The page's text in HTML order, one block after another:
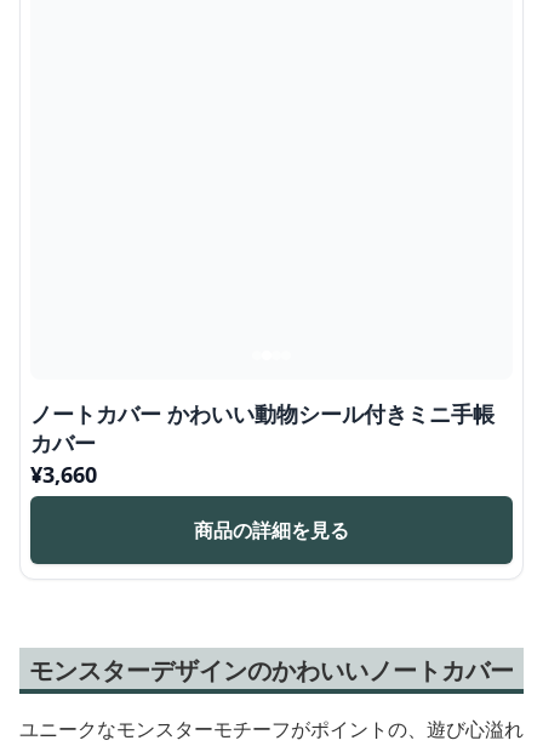
ノートカバー かわいい動物シール付きミニ手帳
カバー
¥3,660
商品の詳細を見る
モンスターデザインのかわいいノートカバー
ユニークなモンスターモチーフがポイントの、遊び心溢れ